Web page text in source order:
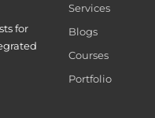
for
Services
Blogs
Courses
Portfolio